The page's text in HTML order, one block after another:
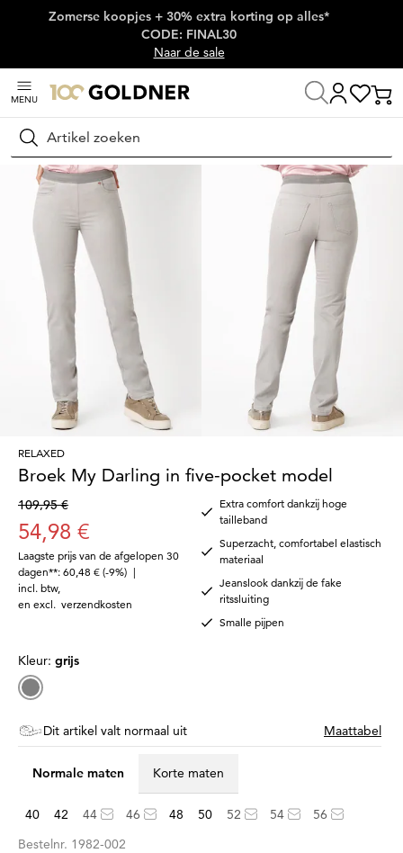
Skip naar hoofdinhoud
Zomerse koopjes + 30% extra korting op alles*
CODE: FINAL30
Naar de sale
MENU
Zoeken
Home Damesmode
RELAXED
Broek My Darling in five-pocket model
109,95 €
54,98 €
Laagste prijs van de afgelopen 30
dagen**: 60,48 € (-9%) |
incl. btw,
en excl. verzendkosten
Extra comfort dankzij hoge
tailleband
Superzacht, comfortabel elastisch
materiaal
Jeanslook dankzij de fake
ritssluiting
Smalle pijpen
Kleur: grijs
Dit artikel valt normaal uit Maattabel
Normale maten Korte maten
40 42 44 46 48 50 52 54
56
Bestelnr. 1982-002